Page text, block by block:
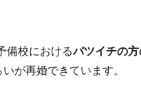
備校におけるバツイチの
が再婚できています。